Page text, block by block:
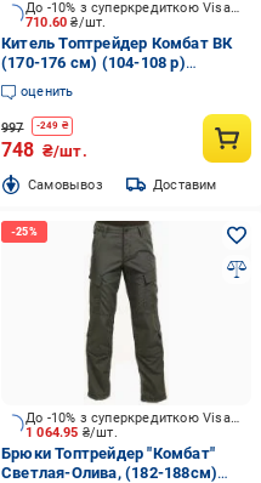
710.60₴/шт.
До -10% з суперкредиткою Visa Вигода
Китель Топтрейдер Комбат ВК
(170-176 см) (104-108 р)
темная-олива р.L
оценить
997 -249 ₴
748 ₴/шт.
Cамовывоз Доставим
1 064.95 ₴/шт.
До -10% з суперкредиткою Visa Вигода
Брюки Топтрейдер "Комбат"
Светлая-Олива, (182-188см)